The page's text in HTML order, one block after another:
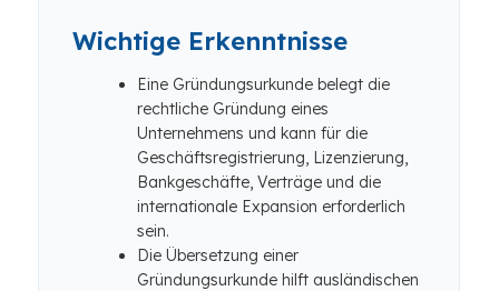
Wichtige Erkenntnisse
Eine Gründungsurkunde belegt die
rechtliche Gründung eines
Unternehmens und kann für die
Geschäftsregistrierung, Lizenzierung,
Bankgeschäfte, Verträge und die
internationale Expansion erforderlich
sein.
Die Übersetzung einer
Gründungsurkunde hilft ausländischen